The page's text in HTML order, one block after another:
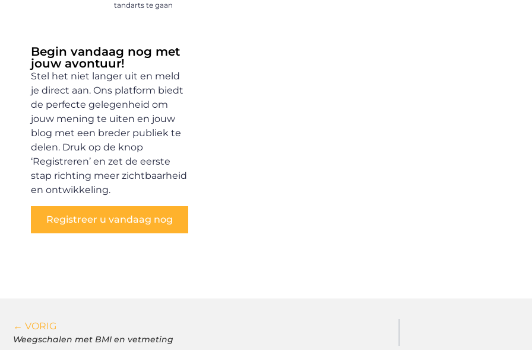
tandarts te gaan
Begin vandaag nog met
jouw avontuur!
Stel het niet langer uit en meld
je direct aan. Ons platform biedt
de perfecte gelegenheid om
jouw mening te uiten en jouw
blog met een breder publiek te
delen. Druk op de knop
‘Registreren’ en zet de eerste
stap richting meer zichtbaarheid
en ontwikkeling.
Registreer u vandaag nog
← VORIG
Weegschalen met BMI en vetmeting